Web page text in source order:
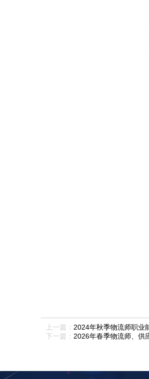
上一篇： 2024年秋季物流师职业
下一篇： 2026年春季物流师、供